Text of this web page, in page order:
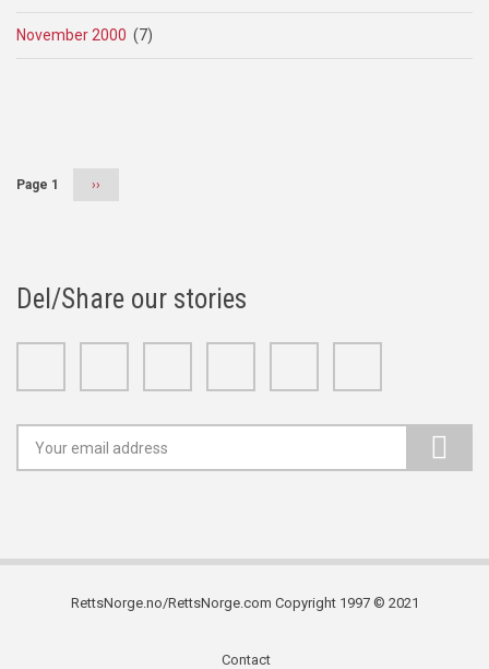
November 2000 (7)
Page 1
Next
››
Del/Share our stories
RettsNorge.no/RettsNorge.com Copyright 1997 © 2021
Contact